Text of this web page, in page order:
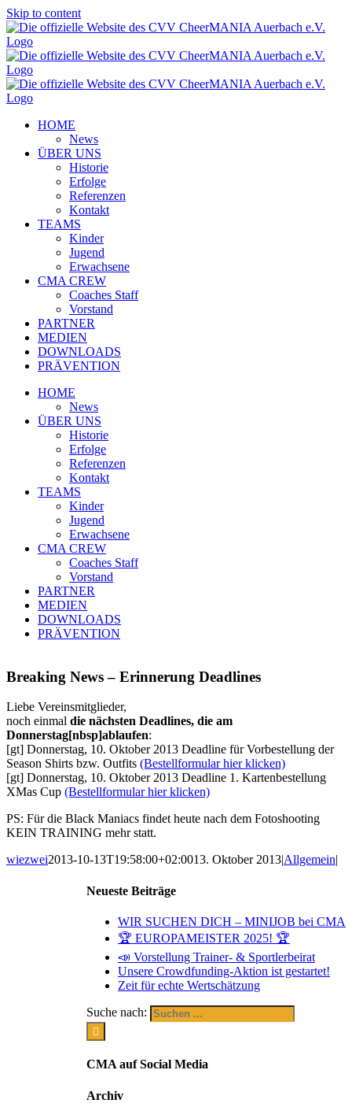
Skip to content
HOME
News
ÜBER UNS
Historie
Erfolge
Referenzen
Kontakt
TEAMS
Kinder
Jugend
Erwachsene
CMA CREW
Coaches Staff
Vorstand
PARTNER
MEDIEN
DOWNLOADS
PRÄVENTION
HOME
News
ÜBER UNS
Historie
Erfolge
Referenzen
Kontakt
TEAMS
Kinder
Jugend
Erwachsene
CMA CREW
Coaches Staff
Vorstand
PARTNER
MEDIEN
DOWNLOADS
PRÄVENTION
Breaking News – Erinnerung Deadlines
Liebe Vereinsmitglieder,
noch einmal die nächsten Deadlines, die am
Donnerstag[nbsp]ablaufen:
[gt] Donnerstag, 10. Oktober 2013 Deadline für Vorbestellung der
Season Shirts bzw. Outfits (Bestellformular hier klicken)
[gt] Donnerstag, 10. Oktober 2013 Deadline 1. Kartenbestellung
XMas Cup (Bestellformular hier klicken)
PS: Für die Black Maniacs findet heute nach dem Fotoshooting
KEIN TRAINING mehr statt.
wiezwei2013-10-13T19:58:00+02:0013. Oktober 2013|Allgemein|
Neueste Beiträge
WIR SUCHEN DICH – MINIJOB bei CMA
🏆 EUROPAMEISTER 2025! 🏆
📣 Vorstellung Trainer- & Sportlerbeirat
Unsere Crowdfunding-Aktion ist gestartet!
Zeit für echte Wertschätzung
Suche nach:
CMA auf Social Media
Archiv